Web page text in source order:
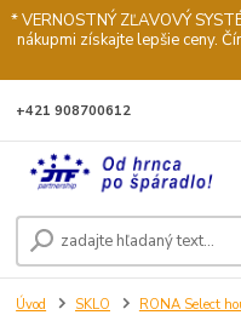
* VERNOSTNÝ ZĽAVOVÝ
nákupmi získajte lepšie ceny.
+421 908700612
Úvod SKLO RONA Select